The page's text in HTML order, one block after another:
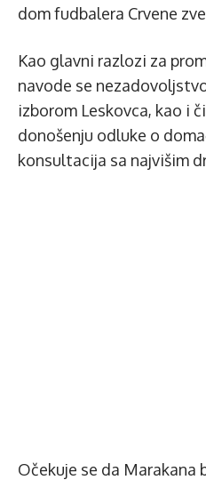
dom fudbalera Crvene
Kao glavni razlozi za
navode se
izborom Leskovca, kao i
donošenju odluke o
konsultacija sa najvišim
Očekuje se da Marakana